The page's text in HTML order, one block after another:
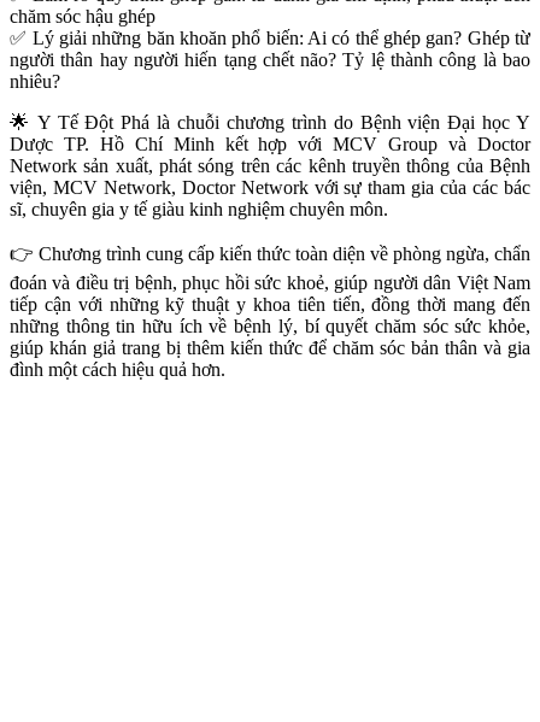
chăm sóc hậu ghép
✅ Lý giải những băn khoăn phổ biến: Ai có thể ghép gan? Ghép từ
người thân hay người hiến tạng chết não? Tỷ lệ thành công là bao
nhiêu?
🌟 Y Tế Đột Phá là chuỗi chương trình do Bệnh viện Đại học Y
Dược TP. Hồ Chí Minh kết hợp với MCV Group và Doctor
Network sản xuất, phát sóng trên các kênh truyền thông của Bệnh
viện, MCV Network, Doctor Network với sự tham gia của các bác
sĩ, chuyên gia y tế giàu kinh nghiệm chuyên môn.
👉 Chương trình cung cấp kiến thức toàn diện về phòng ngừa, chẩn
đoán và điều trị bệnh, phục hồi sức khoẻ, giúp người dân Việt Nam
tiếp cận với những kỹ thuật y khoa tiên tiến, đồng thời mang đến
những thông tin hữu ích về bệnh lý, bí quyết chăm sóc sức khỏe,
giúp khán giả trang bị thêm kiến thức để chăm sóc bản thân và gia
đình một cách hiệu quả hơn.